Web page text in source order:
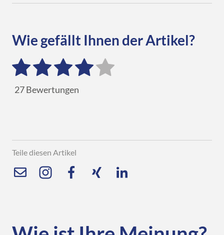
Wie gefällt Ihnen der Artikel?
27Bewertungen
Teile diesen Artikel